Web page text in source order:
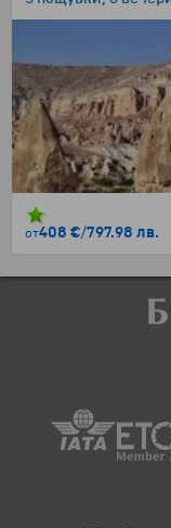
от408 €/797.98 лв.